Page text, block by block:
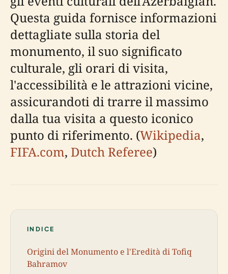
Questa guida fornisce informazioni
dettagliate sulla storia del
monumento, il suo significato
culturale, gli orari di visita,
l'accessibilità e le attrazioni vicine,
assicurandoti di trarre il massimo
dalla tua visita a questo iconico
punto di riferimento. (Wikipedia,
FIFA.com, Dutch Referee)
INDICE
Origini del Monumento e l'Eredità di Tofiq
Bahramov